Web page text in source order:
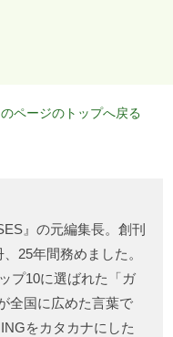
ページのトップへ戻る
』の元編集長。創刊
25年間務めました。
プ10に選ばれた「ガ
全国に広めた言葉で
をカタカナにした